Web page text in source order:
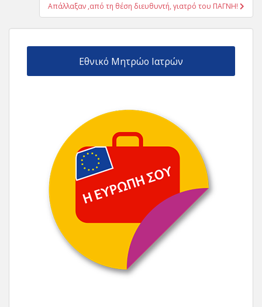
Απάλλαξαν ,από τη θέση διευθυντή, γιατρό του ΠΑΓΝΗ!
Εθνικό Μητρώο Ιατρών